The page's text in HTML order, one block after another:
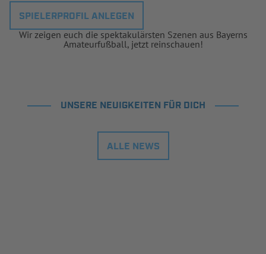
SPIELERPROFIL ANLEGEN
Wir zeigen euch die spektakulärsten Szenen aus Bayerns
Amateurfußball, jetzt reinschauen!
UNSERE NEUIGKEITEN FÜR DICH
ALLE NEWS